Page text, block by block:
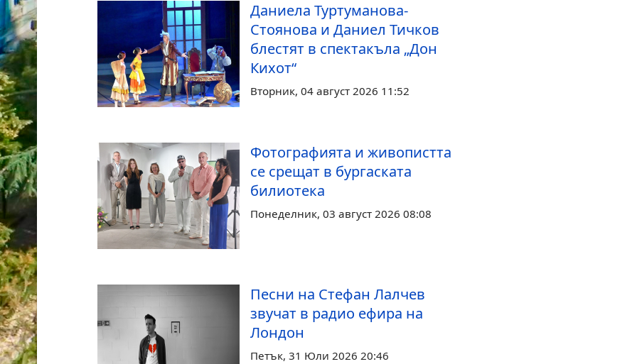
Даниела Туртуманова-
Стоянова и Даниел Тичков
блестят в спектакъла „Дон
Кихот“
Вторник, 04 август 2026 11:52
Фотографията и живопистта
се срещат в бургаската
билиотека
Понеделник, 03 август 2026 08:08
Песни на Стефан Лалчев
звучат в радио ефира на
Лондон
Петък, 31 Юли 2026 20:46